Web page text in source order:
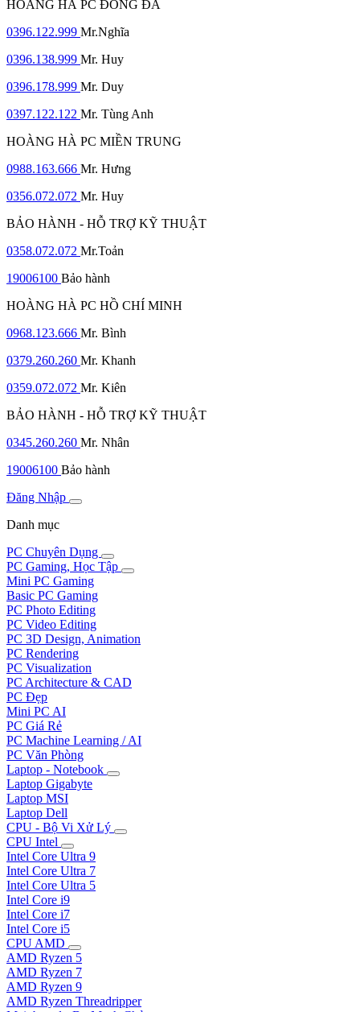
HOÀNG HÀ PC ĐỐNG ĐA
0396.122.999 Mr.Nghĩa
0396.138.999 Mr. Huy
0396.178.999 Mr. Duy
0397.122.122 Mr. Tùng Anh
HOÀNG HÀ PC MIỀN TRUNG
0988.163.666 Mr. Hưng
0356.072.072 Mr. Huy
BẢO HÀNH - HỖ TRỢ KỸ THUẬT
0358.072.072 Mr.Toản
19006100 Bảo hành
HOÀNG HÀ PC HỒ CHÍ MINH
0968.123.666 Mr. Bình
0379.260.260 Mr. Khanh
0359.072.072 Mr. Kiên
BẢO HÀNH - HỖ TRỢ KỸ THUẬT
0345.260.260 Mr. Nhân
19006100 Bảo hành
Đăng Nhập
Danh mục
PC Chuyên Dụng
PC Gaming, Học Tập
Mini PC Gaming
Basic PC Gaming
PC Photo Editing
PC Video Editing
PC 3D Design, Animation
PC Rendering
PC Visualization
PC Architecture & CAD
PC Đẹp
Mini PC AI
PC Giá Rẻ
PC Machine Learning / AI
PC Văn Phòng
Laptop - Notebook
Laptop Gigabyte
Laptop MSI
Laptop Dell
CPU - Bộ Vi Xử Lý
CPU Intel
Intel Core Ultra 9
Intel Core Ultra 7
Intel Core Ultra 5
Intel Core i9
Intel Core i7
Intel Core i5
CPU AMD
AMD Ryzen 5
AMD Ryzen 7
AMD Ryzen 9
AMD Ryzen Threadripper